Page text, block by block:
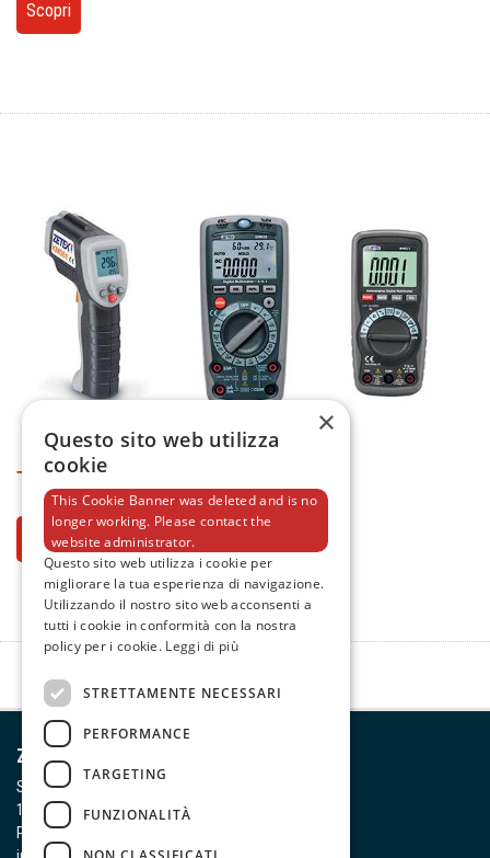
Scopri
TESTERE MULTIMETRI
Scopri
Zeca S.p.A.
Strada della Chiara, 25
10080 Feletto Canavese (TO)
P. IVA 00437590011
×
Questo sito web utilizza
cookie
This Cookie Banner was deleted and is no
longer working. Please contact the
website administrator.
Questo sito web utilizza i cookie per
migliorare la tua esperienza di navigazione.
Utilizzando il nostro sito web acconsenti a
tutti i cookie in conformità con la nostra
policy per i cookie. Leggi di più
STRETTAMENTE NECESSARI
PERFORMANCE
TARGETING
FUNZIONALITÀ